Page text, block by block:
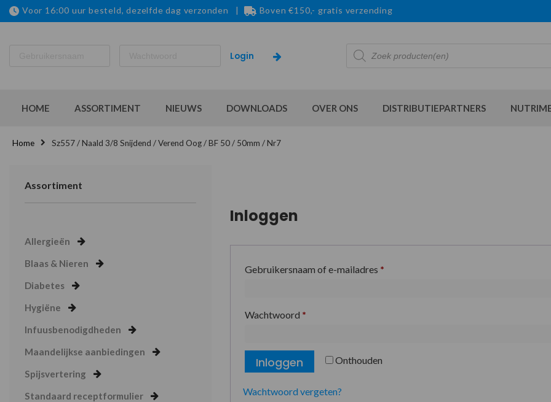
Voor 16:00 uur besteld, dezelfde dag verzonden | Boven €150,- gratis verzending
Producten
zoeken
HOME ASSORTIMENT NIEUWS DOWNLOADS OVER ONS DISTRIBUTIEPARTNERS
Home Sz557 / Naald 3/8 Snijdend / Verend Oog / BF 50 / 50mm / Nr7
Assortiment
Allergieën
Blaas & Nieren
Diabetes
Hygiëne
Infuusbenodigdheden
Maandelijkse aanbiedingen
Spijsvertering
Standaard receptformulier
Inloggen
Gebruikersnaam of e-mailadres *
Wachtwoord *
Onthouden
Inloggen
Wachtwoord vergeten?